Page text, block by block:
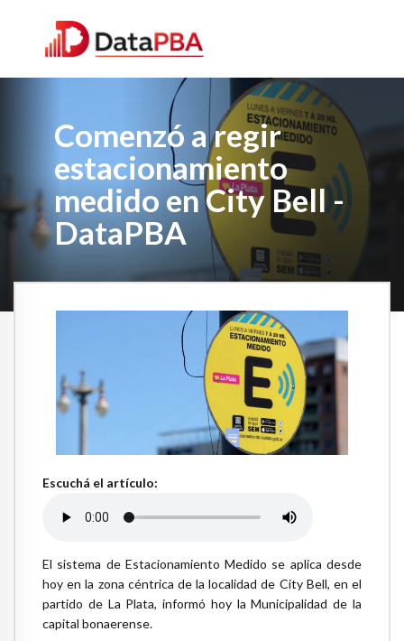
Comenzó a regir
estacionamiento
medido en City Bell -
DataPBA
Escuchá el artículo:
El sistema de Estacionamiento Medido se aplica desde
hoy en la zona céntrica de la localidad de City Bell, en el
partido de La Plata, informó hoy la Municipalidad de la
capital bonaerense.